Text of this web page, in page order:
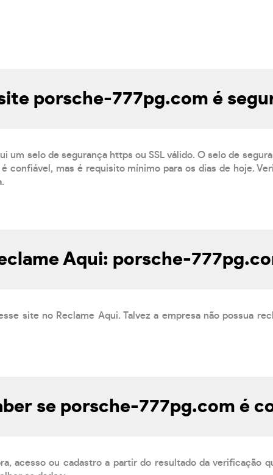
porsche-777pg.com é
um selo de segurança https ou SSL válido. O selo de
confiável, mas é requisito mínimo para os dias de hoje.
Aqui: porsche-
site no Reclame Aqui. Talvez a empresa não possua
se porsche-777pg.com é
acesso ou cadastro a partir do resultado da verificação